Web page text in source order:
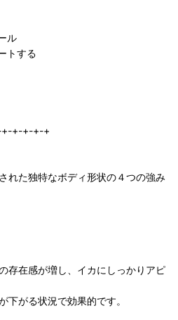
ル
トする
+-+-+-+
れた独特なボディ形状の４つの強み
存在感が増し、イカにしっかりアピ
下がる状況で効果的です。